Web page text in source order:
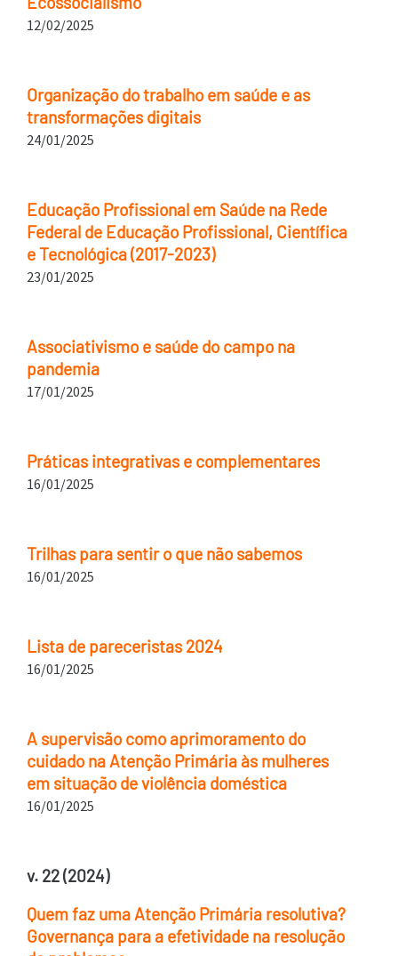
12/02/2025
Organização do trabalho em saúde e as
transformações digitais
24/01/2025
Educação Profissional em Saúde na Rede
Federal de Educação Profissional, Científica
e Tecnológica (2017-2023)
23/01/2025
Associativismo e saúde do campo na
pandemia
17/01/2025
Práticas integrativas e complementares
16/01/2025
Trilhas para sentir o que não sabemos
16/01/2025
Lista de pareceristas 2024
16/01/2025
A supervisão como aprimoramento do
cuidado na Atenção Primária às mulheres
em situação de violência doméstica
16/01/2025
v. 22 (2024)
Quem faz uma Atenção Primária resolutiva?
Governança para a efetividade na resolução